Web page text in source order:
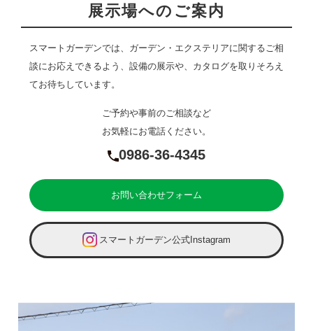
展示場へのご案内
スマートガーデンでは、ガーデン・エクステリアに関するご相
談にお応えできるよう、設備の展示や、カタログを取りそろえ
てお待ちしています。
ご予約や事前のご相談など
お気軽にお電話ください。
0986-36-4345
お問い合わせフォーム
スマートガーデン公式Instagram